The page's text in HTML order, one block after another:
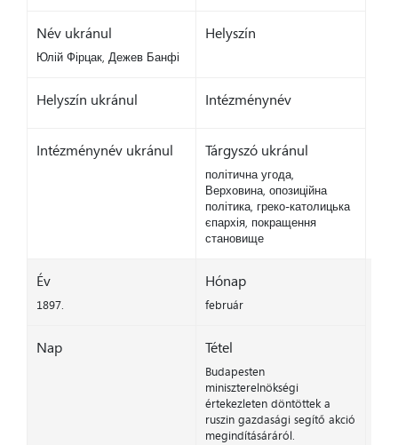
Név ukránul
Юлій Фірцак, Дежев Банфі
Helyszín
Helyszín ukránul Intézménynév
Intézménynév ukránul Tárgyszó ukránul
політична угода,
Верховина, опозиційна
політика, греко-католицька
єпархія, покращення
становище
Év
1897.
Hónap
február
Nap Tétel
Budapesten
miniszterelnökségi
értekezleten döntöttek a
ruszin gazdasági segítő akció
megindításáráról.